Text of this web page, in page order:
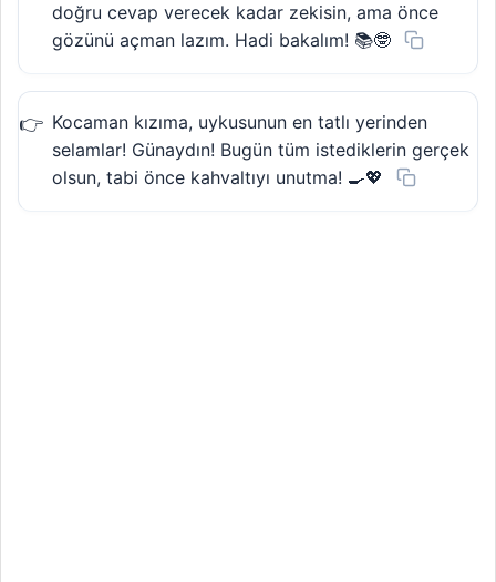
doğru cevap verecek kadar zekisin, ama önce
gözünü açman lazım. Hadi bakalım! 📚🤓
Kocaman kızıma, uykusunun en tatlı yerinden
selamlar! Günaydın! Bugün tüm istediklerin gerçek
olsun, tabi önce kahvaltıyı unutma! 🍳💖